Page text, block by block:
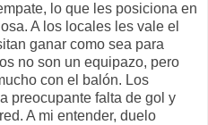
lo que les posiciona en
A los locales les vale el
ganar como sea para
no son un equipazo, pero
con el balón. Los
preocupante falta de gol y
A mi entender, duelo